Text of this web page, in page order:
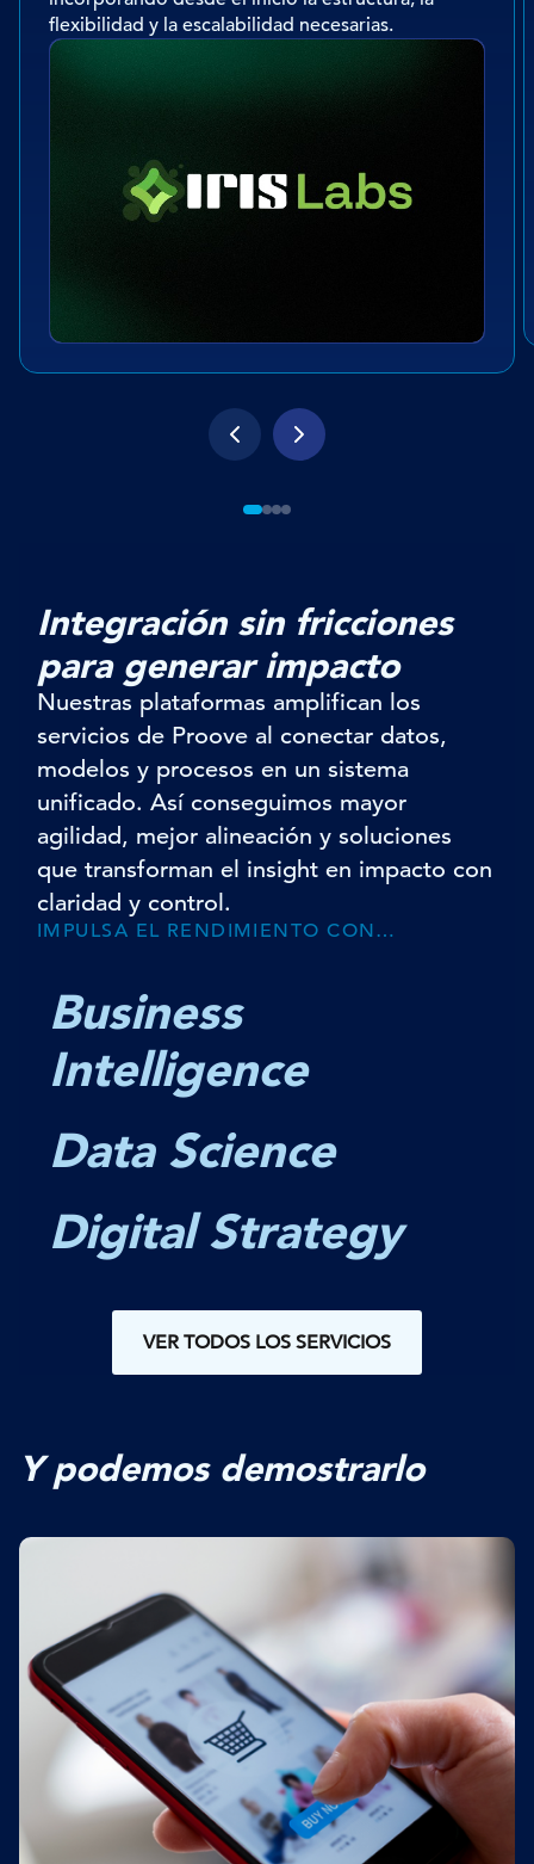
flexibilidad y la escalabilidad necesarias.
Integración sin fricciones
para generar impacto
Nuestras plataformas amplifican los
servicios de Proove al conectar datos,
modelos y procesos en un sistema
unificado. Así conseguimos mayor
agilidad, mejor alineación y soluciones
que transforman el insight en impacto con
claridad y control.
IMPULSA EL RENDIMIENTO CON…
Business
Intelligence
Data Science
Digital Strategy
VER TODOS LOS SERVICIOS
Y podemos demostrarlo